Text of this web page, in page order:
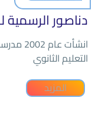
دناصور
انشأت
التعليم الثانوي
المزيد